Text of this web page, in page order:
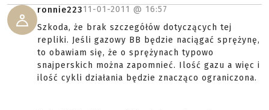
ronnie22311-01-2011 @ 16:57
Szkoda, że brak szczegółów dotyczących tej
repliki. Jeśli gazowy BB będzie naciągać sprężynę,
to obawiam się, że o sprężynach typowo
snajperskich można zapomnieć. Ilość gazu a więc i
ilość cykli działania będzie znacząco ograniczona.